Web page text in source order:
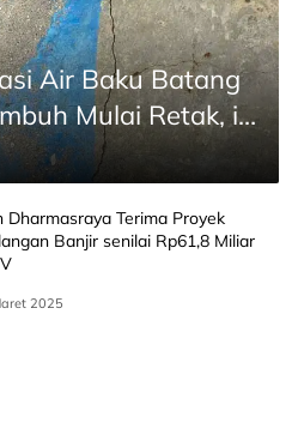
Air Baku Batang
Mulai Retak, ini
V
Dharmasraya Terima Proyek
Banjir senilai Rp61,8 Miliar
2025